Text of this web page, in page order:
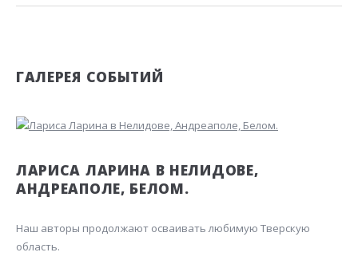
ГАЛЕРЕЯ СОБЫТИЙ
ЛАРИСА ЛАРИНА В НЕЛИДОВЕ,
АНДРЕАПОЛЕ, БЕЛОМ.
Наш авторы продолжают осваивать любимую Тверскую
область.